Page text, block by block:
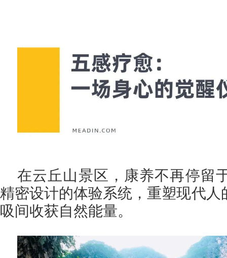
在云丘山景区，康养不再停留
精密设计的体验系统，重塑现代
吸间收获自然能量。